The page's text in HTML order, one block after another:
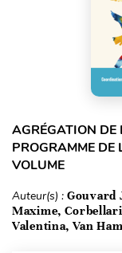
AGRÉGATION DE
PROGRAMME DE
VOLUME
Auteur(s) : Gouvard
Maxime,
Valentina, Van